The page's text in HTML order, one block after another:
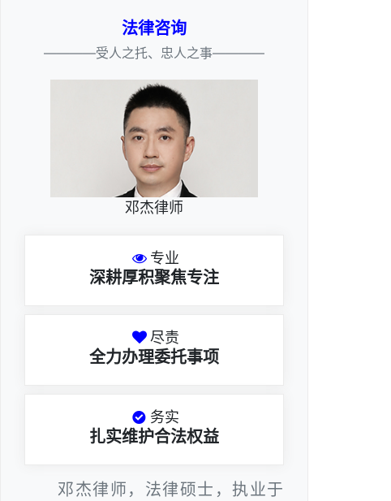
法律咨询
————受人之托、忠人之事————
邓杰律师
专业
深耕厚积聚焦专注
尽责
全力办理委托事项
务实
扎实维护合法权益
邓杰律师，法律硕士，执业于